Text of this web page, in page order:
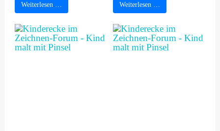
Weiterlesen … Weiterlesen …